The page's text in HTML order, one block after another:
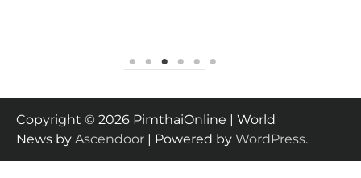
Copyright © 2026 PimthaiOnline | World
News by Ascendoor | Powered by WordPress.